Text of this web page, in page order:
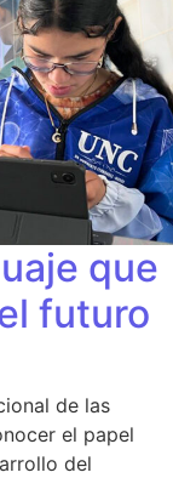
que
futuro
de las
el papel
del